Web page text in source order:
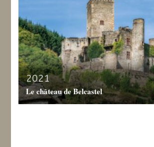
2021
Le château de Belcastel